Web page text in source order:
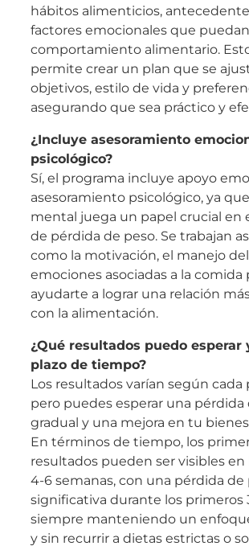
hábitos alimenticios,
factores emocionales que
comportamiento alimentario.
permite crear un plan que se
objetivos, estilo de vida y
asegurando que sea práctico y
¿Incluye asesoramiento
psicológico?
Sí, el programa incluye apoyo
asesoramiento psicológico, ya
mental juega un papel crucial en
de pérdida de peso. Se trabajan
como la motivación, el manejo
emociones asociadas a la comida
ayudarte a lograr una relación
con la alimentación.
¿Qué resultados puedo esperar
plazo de tiempo?
Los resultados varían según cada
pero puedes esperar una pérdida
gradual y una mejora en tu
En términos de tiempo, los
resultados pueden ser visibles en
4-6 semanas, con una pérdida de
significativa durante los primeros
siempre manteniendo un
y sin recurrir a dietas estrictas o